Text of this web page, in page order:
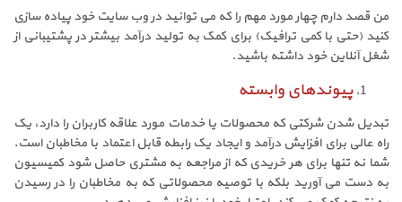
من قصد دارم چهار مورد مهم را که می توانید در وب سایت خود پیاده سازی
کنید (حتی با کمی ترافیک) برای کمک به تولید درآمد بیشتر در پشتیبانی از
شغل آنلاین خود داشته باشید.
پیوندهای وابسته
تبدیل شدن شرکتی که محصولات یا خدمات مورد علاقه کاربران را دارد، یک
راه عالی برای افزایش درآمد و ایجاد یک رابطه قابل اعتماد با مخاطبان است.
شما نه تنها برای هر خریدی که از مراجعه به مشتری حاصل شود کمیسیون
به دست می آورید بلکه با توصیه محصولاتی که به مخاطبان را در رسیدن